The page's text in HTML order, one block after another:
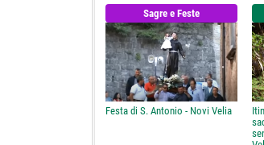
Sagre e Feste
Festa di S. Antonio - Novi Velia